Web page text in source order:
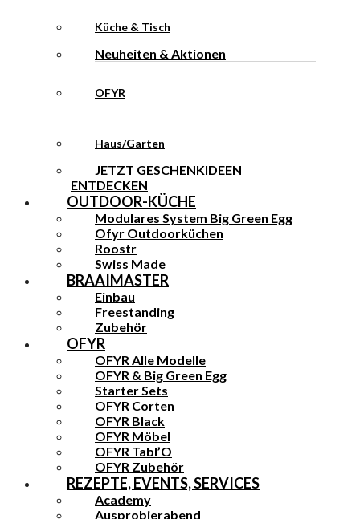
Küche & Tisch
Neuheiten & Aktionen
OFYR
Haus/Garten
JETZT GESCHENKIDEEN
ENTDECKEN
OUTDOOR-KÜCHE
Modulares System Big Green Egg
Ofyr Outdoorküchen
Roostr
Swiss Made
BRAAIMASTER
Einbau
Freestanding
Zubehör
OFYR
OFYR Alle Modelle
OFYR & Big Green Egg
Starter Sets
OFYR Corten
OFYR Black
OFYR Möbel
OFYR Tabl’O
OFYR Zubehör
REZEPTE, EVENTS, SERVICES
Academy
Ausprobierabend